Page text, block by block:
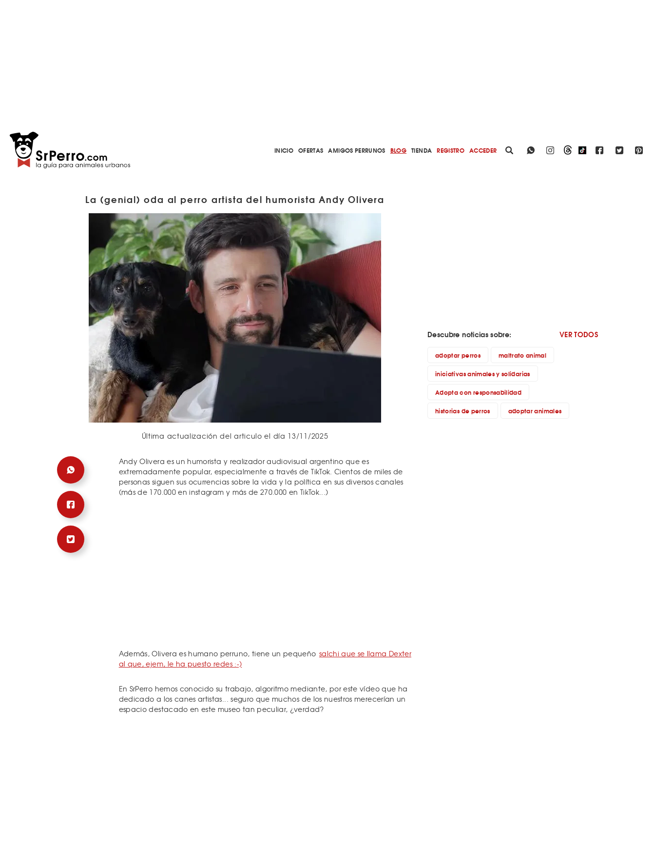
INICIO OFERTAS AMIGOS PERRUNOS BLOG TIENDA REGISTRO ACCEDER
La (genial) oda al perro artista del humorista Andy Olivera
Última actualización del articulo el día 13/11/2025
Andy Olivera es un humorista y realizador audiovisual argentino que es
extremadamente popular, especialmente a través de TikTok. Cientos de miles de
personas siguen sus ocurrencias sobre la vida y la política en sus diversos canales
(más de 170.000 en instagram y más de 270.000 en TikTok...)
Además, Olivera es humano perruno, tiene un pequeño salchi que se llama Dexter
al que, ejem, le ha puesto redes :-)
En SrPerro hemos conocido su trabajo, algoritmo mediante, por este vídeo que ha
dedicado a los canes artistas... seguro que muchos de los nuestros merecerían un
espacio destacado en este museo tan peculiar, ¿verdad?
Descubre noticias sobre: VER TODOS
adoptar perros
maltrato animal
iniciativas animales y solidarias
Adopta con responsabilidad
historias de perros
adoptar animales